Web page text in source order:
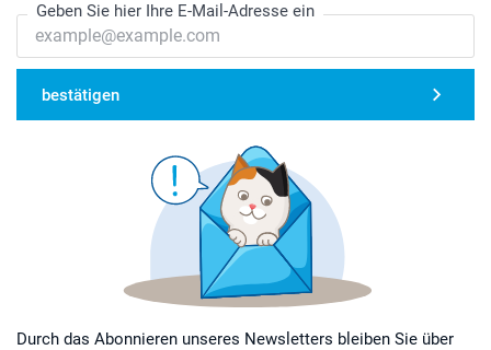
Geben Sie hier Ihre E-Mail-Adresse ein
bestätigen
Durch das Abonnieren unseres Newsletters bleiben Sie über